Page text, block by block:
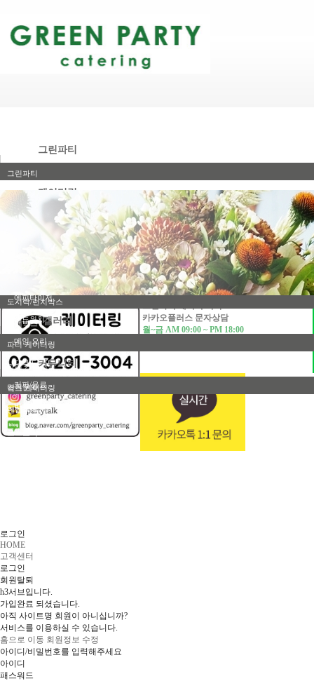
그린파티
그린파티
포트폴리오
STAFF 소개
케이터링
케이터링
메뉴
에피타이저
샌드위치
메인 요리
다과/디저트
커피/음료
바베큐
코스요리
도시락/런치박스
고메박스 갤러리
파티 케이터링
까페 케이터링
박스 케이터링
렌탈 서비스
커뮤니티
견적문의
이벤트
그린파티 소식
카카오플러스 문자상담
월~금 AM 09:00 ~ PM 18:00
로그인
HOME
고객센터
로그인
회원탈퇴
h3서브입니다.
가입완료 되셨습니다.
아직 사이트명 회원이 아니십니까?
서비스를 이용하실 수 있습니다.
홈으로 이동 회원정보 수정
아이디/비밀번호를 입력해주세요
아이디
패스워드